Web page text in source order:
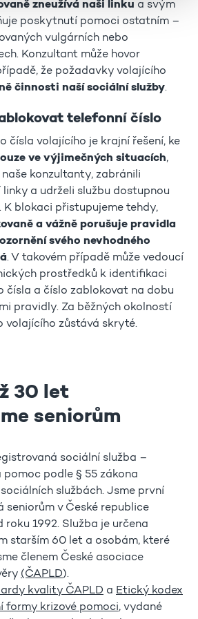
zneužívá naši linku a svým
poskytnutí pomoci ostatním –
vulgárních nebo
Konzultant může hovor
že požadavky volajícího
činnosti naší sociální služby.
telefonní číslo
čísla volajícího je krajní řešení, ke
ve výjimečných situacích,
konzultanty, zabránili
linky a udrželi službu dostupnou
blokaci přistupujeme tehdy,
a vážně porušuje pravidla
svého nevhodného
. V takovém případě může vedoucí
prostředků k identifikaci
čísla a číslo zablokovat na dobu
pravidly. Za běžných okolností
volajícího zůstává skryté.
30 let
seniorům
sociální služba –
podle § 55 zákona
službách. Jsme první
seniorům v České republice
roku 1992. Služba je určena
starším 60 let a osobám, které
členem České asociace
(ČAPLD).
kvality ČAPLD a Etický kodex
formy krizové pomoci, vydané